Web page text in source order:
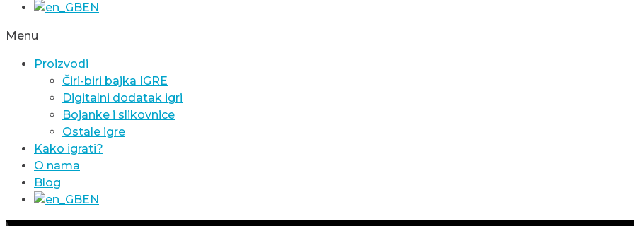
EN
Menu
Proizvodi
Čiri-biri bajka IGRE
Digitalni dodatak igri
Bojanke i slikovnice
Ostale igre
Kako igrati?
O nama
Blog
EN